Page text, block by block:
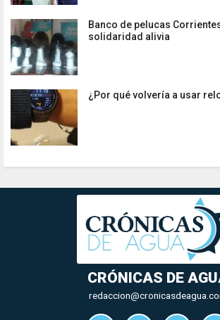
Banco de pelucas
solidaridad alivia
¿Por qué volvería a usar
CRÓNICAS DE